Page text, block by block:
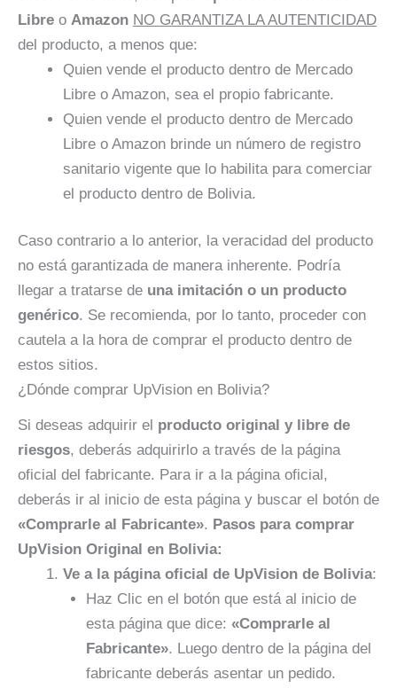
Libre o Amazon NO GARANTIZA LA AUTENTICIDAD
del producto, a menos que:
Quien vende el producto dentro de Mercado
Libre o Amazon, sea el propio fabricante.
Quien vende el producto dentro de Mercado
Libre o Amazon brinde un número de registro
sanitario vigente que lo habilita para comerciar
el producto dentro de Bolivia.
Caso contrario a lo anterior, la veracidad del producto
no está garantizada de manera inherente. Podría
llegar a tratarse de una imitación o un producto
genérico. Se recomienda, por lo tanto, proceder con
cautela a la hora de comprar el producto dentro de
estos sitios.
¿Dónde comprar UpVision en Bolivia?
Si deseas adquirir el producto original y libre de
riesgos, deberás adquirirlo a través de la página
oficial del fabricante. Para ir a la página oficial,
deberás ir al inicio de esta página y buscar el botón de
«Comprarle al Fabricante». Pasos para comprar
UpVision Original en Bolivia:
Ve a la página oficial de UpVision de Bolivia:
Haz Clic en el botón que está al inicio de
esta página que dice: «Comprarle al
Fabricante». Luego dentro de la página del
fabricante deberás asentar un pedido.